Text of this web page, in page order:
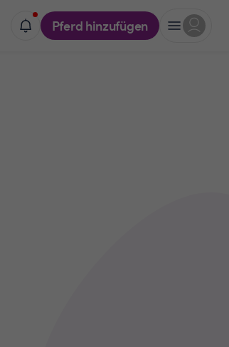
Pferd hinzufügen